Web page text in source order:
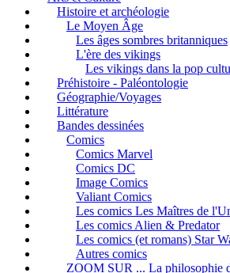
Histoire et archéologie
Le Moyen Âge
Les âges sombres britanniques
L'ère des vikings
Les vikings dans la pop
Préhistoire - Paléontologie
Géographie/Voyages
Littérature
Bandes dessinées
Comics
Comics Marvel
Comics DC
Image Comics
Valiant Comics
Les comics Les Maîtres de
Les comics Alien & Predator
Les comics (et romans) Star
Autres comics
ZOOM SUR ... La philosophie